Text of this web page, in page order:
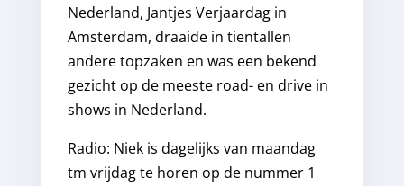
Nederland, Jantjes Verjaardag in
Amsterdam, draaide in tientallen
andere topzaken en was een bekend
gezicht op de meeste road- en drive in
shows in Nederland.
Radio: Niek is dagelijks van maandag
tm vrijdag te horen op de nummer 1